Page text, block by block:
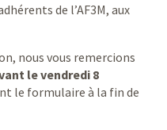
de l’AF3M, aux
nous vous remercions
le vendredi 8
le formulaire à la fin de